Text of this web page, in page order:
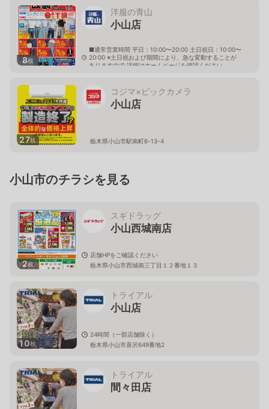
8枚
洋服の青山
小山店
■通常営業時間 平日：10:00〜20:00 土日祝日：10:00〜
20:00 ※土日祝および期間により、急な変動することが
ありますので 詳細はホームページを確認ください
27枚
コジマ×ビックカメラ
小山店
栃木県小山市駅南町6-13-4
小山市のチラシを見る
2枚
スギドラッグ
小山西城南店
店舗HPをご確認ください
栃木県小山市西城南三丁目１２番地１３
10枚
トライアル
小山店
24時間（一部店舗除く）
栃木県小山市喜沢649番地2
トライアル
間々田店